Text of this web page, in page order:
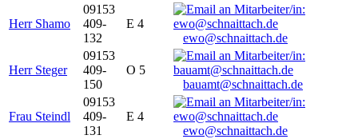
Herr Shamo
09153
409-
132
E 4
ewo@schnaittach.de
Herr Steger
09153
409-
150
O 5
bauamt@schnaittach.de
Frau Steindl
09153
409-
131
E 4
ewo@schnaittach.de